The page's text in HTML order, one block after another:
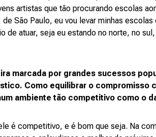
artistas que tão procurando escolas
São Paulo, eu vou levar minhas
de atuar, seja eu estando no norte, no
marcada por grandes sucessos
Como equilibrar o compromisso
ambiente tão competitivo como o
é competitivo, e é bom que seja. Na